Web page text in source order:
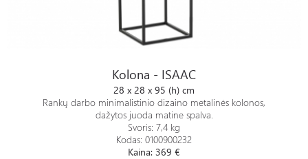
Kolona - ISAAC
28 x 28 x 95 (h) cm
Rankų darbo minimalistinio dizaino metalinės kolonos,
dažytos juoda matine spalva.
Svoris: 7,4 kg
Kodas: 0100900232
Kaina: 369 €